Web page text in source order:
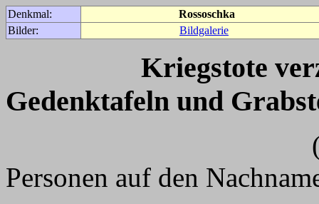
Denkmal:
Rossoschka
Bilder:
Bildgalerie
Kriegstote
Gedenktafeln und
(Für weitere
Personen auf den